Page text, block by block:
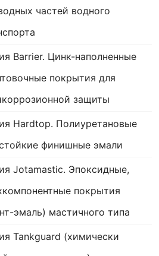
частей водного
Barrier. Цинк-наполненные
покрытия для
защиты
Hardtop. Полиуретановые
финишные эмали
Jotamastic. Эпоксидные,
покрытия
эмаль) мастичного типа
Tankguard (химически